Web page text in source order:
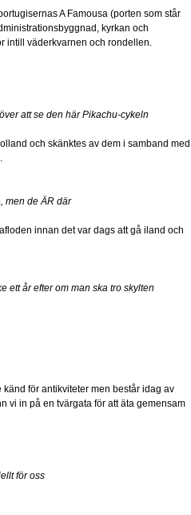
A Famousa (porten som står
kyrkan och
intill väderkvarnen och rondellen.
att se den här Pikachu-cykeln
och skänktes av dem i samband med
men de ÄR där
innan det var dags att gå iland och
ett år efter om man ska tro skylten
för antikviteter men består idag av
vi in på en tvärgata för att äta gemensam
för oss